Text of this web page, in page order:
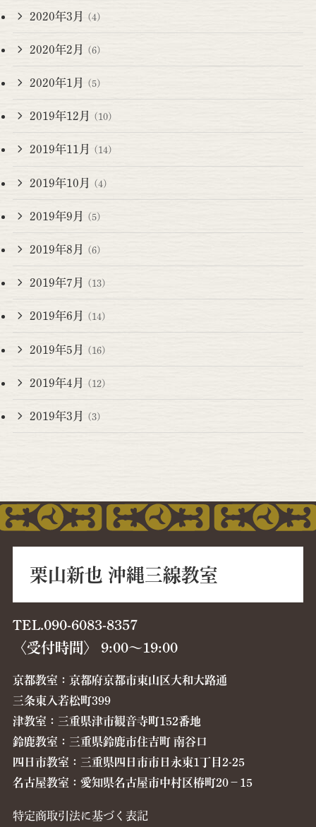
2020年3月 (4)
2020年2月 (6)
2020年1月 (5)
2019年12月 (10)
2019年11月 (14)
2019年10月 (4)
2019年9月 (5)
2019年8月 (6)
2019年7月 (13)
2019年6月 (14)
2019年5月 (16)
2019年4月 (12)
2019年3月 (3)
栗山新也 沖縄三線教室
TEL.090-6083-8357
〈受付時間〉 9:00〜19:00
京都教室：京都府京都市東山区大和大路通
三条東入若松町399
津教室：三重県津市観音寺町152番地
鈴鹿教室：三重県鈴鹿市住吉町 南谷口
四日市教室：三重県四日市市日永東1丁目2-25
名古屋教室：愛知県名古屋市中村区椿町20−15
特定商取引法に基づく表記